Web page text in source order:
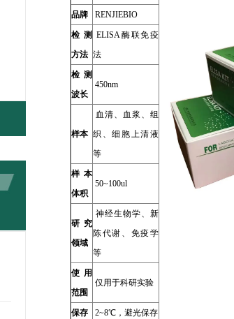
品牌 RENJIEBIO
检测
方法
ELISA酶联免疫
法
检测
波长
450nm
样本
血清、血浆、组
织、细胞上清液
等
样本
体积
50~100ul
研究
领域
神经生物学、新
陈代谢、免疫学
等
使用
范围
仅用于科研实验
保存 2~8℃，避光保存